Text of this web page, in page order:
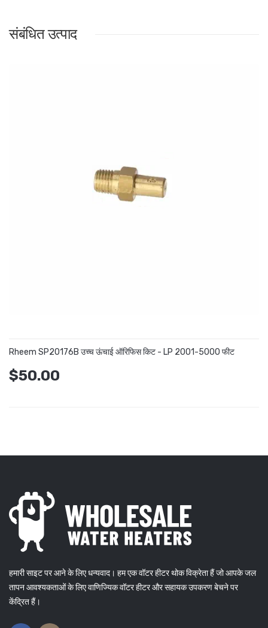
संबंधित उत्पाद
Rheem SP20176B उच्च ऊंचाई ऑरिफिस किट - LP 2001-5000 फीट
$50.00
हमारी साइट पर आने के लिए धन्यवाद। हम एक वॉटर हीटर थोक विक्रेता हैं जो आपके जल
तापन आवश्यकताओं के लिए वाणिज्यिक वॉटर हीटर और सहायक उपकरण बेचने पर
केंद्रित हैं।